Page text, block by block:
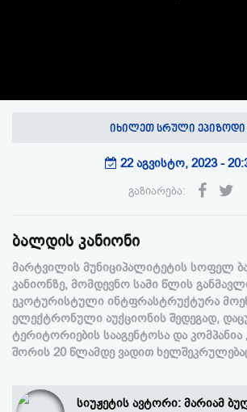
გაზიარება:
იხილეთ სრული ეპიზოდი
22 აგვისტო, 2023 -
ბალდის კანიონი
მარტვილის მუნიციპალიტეტის სოფელ
კანიონზე, მომდევნო სამი წლის
ეკოტურისტული ინტფრასტრუქტურა
ელექტრონული აუქციონის შედეგად,
ტერიტორიების სააგენტოსა და კომპანია
შორის 20 წლამდე ვადით
სიუჟეტის ავტორი: მარიამ